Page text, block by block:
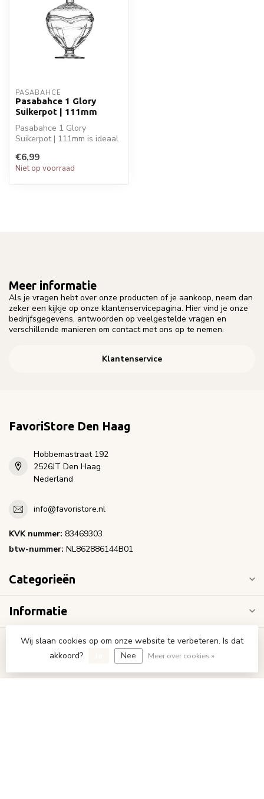
PASABAHCE
Pasabahce 1 Glory
Suikerpot | 111mm
Pasabahce 1 Glory
Suikerpot | 111mm is ideaal
Perfect voor ...
€6,99
Niet op voorraad
Meer informatie
Als je vragen hebt over onze producten of je aankoop, neem dan
zeker een kijkje op onze klantenservicepagina. Hier vind je onze
bedrijfsgegevens, antwoorden op veelgestelde vragen en
verschillende manieren om contact met ons op te nemen.
Klantenservice
FavoriStore Den Haag
Hobbemastraat 192
2526JT Den Haag
Nederland
info@favoristore.nl
KVK nummer: 83469303
btw-nummer: NL862886144B01
Categorieën
Informatie
Mijn account
Wij slaan cookies op om onze website te verbeteren. Is dat
akkoord?
Nee Meer over cookies »